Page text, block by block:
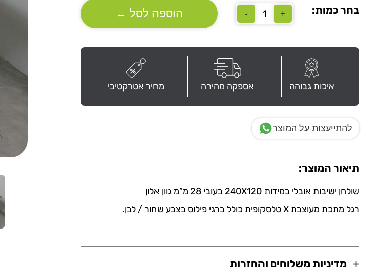
בחר כמות: +
כמות
בצבע
אלון
רגל
X
לבן
- הוספה לסל ←
איכות גבוהה אספקה מהירה מחיר אטרקטיבי
להתייעצות על המוצר
תיאור המוצר:
שולחן ישיבות אובלי במידות 240X120 בעובי 28 מ”מ גוון אלון
רגל מתכת מעוצבת X טלסקופית כולל ברגי פילוס בצבע שחור / לבן.
מדיניות משלוחים והחזרות